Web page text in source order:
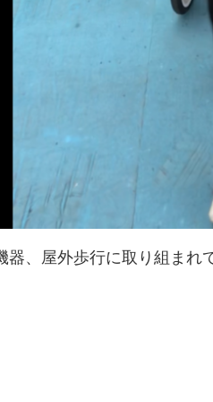
器、屋外歩行に取り組まれ